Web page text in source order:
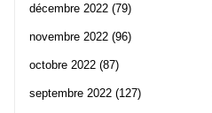
décembre 2022 (79)
novembre 2022 (96)
octobre 2022 (87)
septembre 2022 (127)